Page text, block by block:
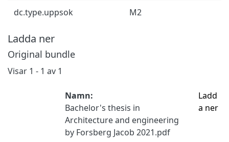
dc.type.uppsok M2
Ladda ner
Original bundle
Visar 1 - 1 av 1
Namn:
Bachelor's thesis in
Architecture and engineering
by Forsberg Jacob 2021.pdf
Ladd
a ner